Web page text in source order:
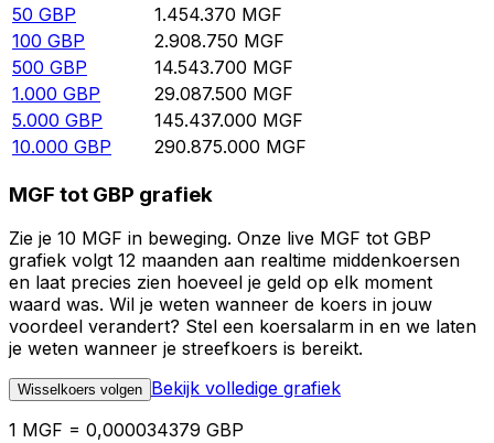
50 GBP 1.454.370 MGF
100 GBP 2.908.750 MGF
500 GBP 14.543.700 MGF
1.000 GBP 29.087.500 MGF
5.000 GBP 145.437.000 MGF
10.000 GBP 290.875.000 MGF
MGF tot GBP grafiek
Zie je 10 MGF in beweging. Onze live MGF tot GBP
grafiek volgt 12 maanden aan realtime middenkoersen
en laat precies zien hoeveel je geld op elk moment
waard was. Wil je weten wanneer de koers in jouw
voordeel verandert? Stel een koersalarm in en we laten
je weten wanneer je streefkoers is bereikt.
Wisselkoers volgen Bekijk volledige grafiek
1 MGF = 0,000034379 GBP